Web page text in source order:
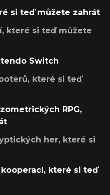
si teď můžete zahrát
které si teď můžete
Switch
které si teď
RPG,
her, které si
které si teď